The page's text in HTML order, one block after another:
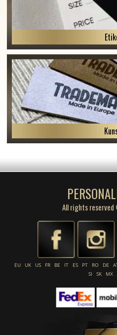
All rights
EU UK US FR BE IT ES PT RO DE
SI
SK MX